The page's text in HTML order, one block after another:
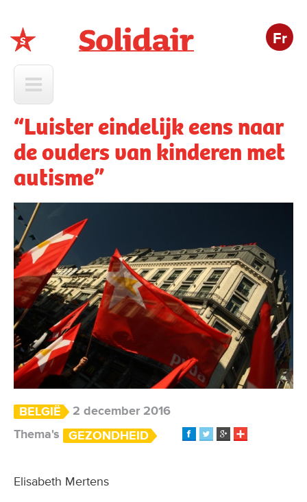
Fr
“Luister eindelijk eens naar
de ouders van kinderen met
autisme”
BELGIË
2 december 2016
Thema's
GEZONDHEID
Elisabeth Mertens